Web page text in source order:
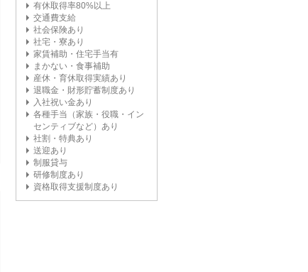
有休取得率80%以上
交通費支給
社会保険あり
社宅・寮あり
家賃補助・住宅手当有
まかない・食事補助
産休・育休取得実績あり
退職金・財形貯蓄制度あり
入社祝い金あり
各種手当（家族・役職・イン
センティブなど）あり
社割・特典あり
送迎あり
制服貸与
研修制度あり
資格取得支援制度あり